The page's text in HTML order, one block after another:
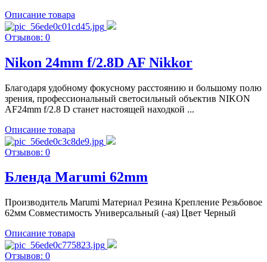
Описание товара
Отзывов: 0
Nikon 24mm f/2.8D AF Nikkor
Благодаря удобному фокусному расстоянию и большому полю
зрения, профессиональный светосильный объектив NIKON
AF24mm f/2.8 D станет настоящей находкой ...
Описание товара
Отзывов: 0
Бленда Marumi 62mm
Производитель Marumi Материал Резина Крепление Резьбовое
62мм Совместимость Универсальный (-ая) Цвет Черный
Описание товара
Отзывов: 0